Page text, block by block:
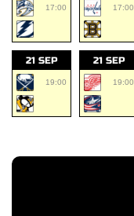
17:00 17:00
21 SEP
19:00
21 SEP
19:00